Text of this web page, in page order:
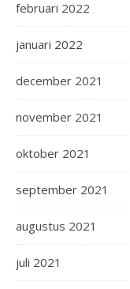
februari 2022
januari 2022
december 2021
november 2021
oktober 2021
september 2021
augustus 2021
juli 2021